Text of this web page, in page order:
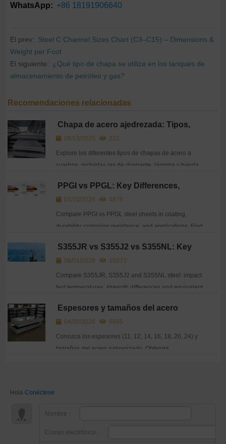
WhatsApp: +86 18191906640
El prev: Steel C Channel Sizes Chart (C3–C15) – Dimensions &
Weight per Foot
El siguiente: ¿Qué tipo de chapa se utiliza en los tanques de
almacenamiento de petróleo y gas?
Recomendaciones relacionadas
Chapa de acero ajedrezada: Tipos,
aplicaciones y consideraciones para
la exportación
06/13/2025 222
Explore los diferentes tipos de chapas de acero a
cuadros, incluidas las de diamante, lágrima y banda
exportación y consejos de CJM sobre
aprovisionamiento global.
PPGI vs PPGL: Key Differences,
Comparison & How to Choose
03/20/2026 4878
Compare PPGI vs PPGL steel sheets in coating,
durability, corrosion resistance, and applications. Find
project.
S355JR vs S355J2 vs S355NL: Key
Differences, Impact Test & Equivalent
Materials
06/01/2026 15073
Compare S355JR, S355J2 and S355NL steel: impact
test temperatures, strength differences and equivalent
Espesores y tamaños del acero
galvanizado: Una guía completa
04/30/2026 8985
Conozca los espesores (11, 12, 14, 16, 18, 20, 24) y
tamaños del acero galvanizado. Obtenga
Hola Conéctese
Nombre：
Correo electrónico：